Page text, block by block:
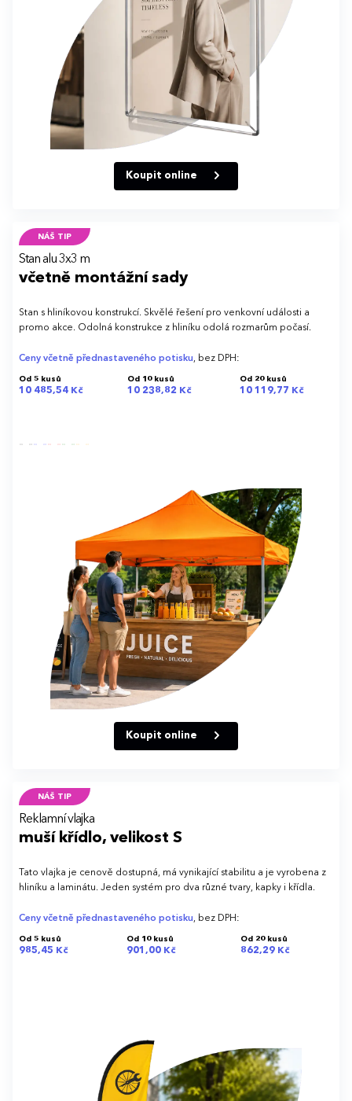
Koupit online
NÁŠ TIP
Stan alu 3x3 m
včetně montážní sady
Stan s hliníkovou konstrukcí. Skvělé řešení pro venkovní události a
promo akce. Odolná konstrukce z hliníku odolá rozmarům počasí.
Ceny včetně přednastaveného potisku, bez DPH:
Od 5 kusů
10 485,54 Kč
Od 10 kusů
10 238,82 Kč
Od 20 kusů
10 119,77 Kč
Koupit online
NÁŠ TIP
Reklamní vlajka
muší křídlo, velikost S
Tato vlajka je cenově dostupná, má vynikající stabilitu a je vyrobena z
hliníku a laminátu. Jeden systém pro dva různé tvary, kapky i křídla.
Ceny včetně přednastaveného potisku, bez DPH:
Od 5 kusů
985,45 Kč
Od 10 kusů
901,00 Kč
Od 20 kusů
862,29 Kč